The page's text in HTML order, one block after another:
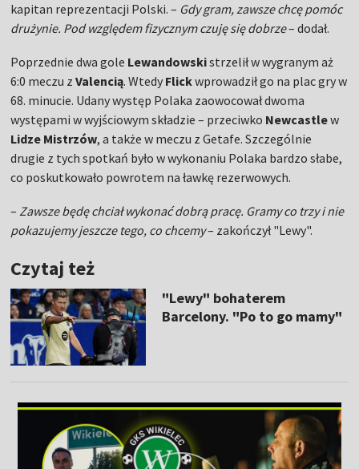
kapitan reprezentacji Polski. – Gdy gram, zawsze chcę pomóc
drużynie. Pod względem fizycznym czuję się dobrze– dodał.
Poprzednie dwa gole Lewandowskistrzelił w wygranym aż
6:0 meczu zValencią. Wtedy Flickwprowadził go na plac gry w
68. minucie. Udany występ Polaka zaowocował dwoma
występami w wyjściowym składzie – przeciwko Newcastlew
Lidze Mistrzów, a także w meczu z Getafe. Szczególnie
drugie z tych spotkań było w wykonaniu Polaka bardzo słabe,
co poskutkowało powrotem na ławkę rezerwowych.
–Zawsze będę chciał wykonać dobrą pracę. Gramy co trzy i nie
pokazujemy jeszcze tego, co chcemy– zakończył "Lewy".
Czytaj też
"Lewy" bohaterem
Barcelony. "Po to go mamy"